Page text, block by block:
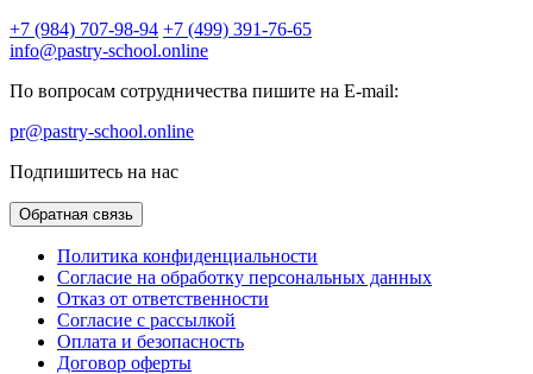
+7 (984) 707-98-94 +7 (499) 391-76-65
info@pastry-school.online
По вопросам сотрудничества пишите на E-mail:
pr@pastry-school.online
Подпишитесь на нас
Обратная связь
Политика конфиденциальности
Согласие на обработку персональных данных
Отказ от ответственности
Согласие с рассылкой
Оплата и безопасность
Договор оферты